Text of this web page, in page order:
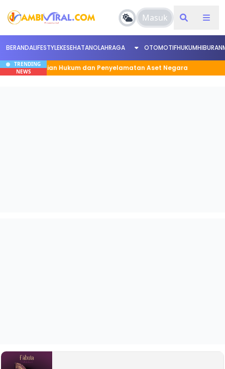
Masuk
BERANDALIFESTYLEKESEHATANOLAHRAGA OTOMOTIFHUKUMHIBURAN
TRENDING
NEWS
Kepastian Hukum dan Penyelamatan Aset Negara